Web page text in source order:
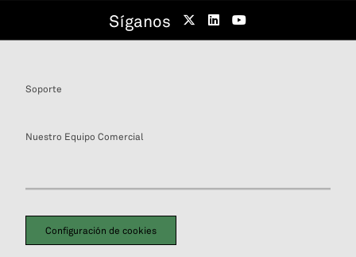
Síganos
Soporte
Nuestro Equipo Comercial
Configuración de cookies